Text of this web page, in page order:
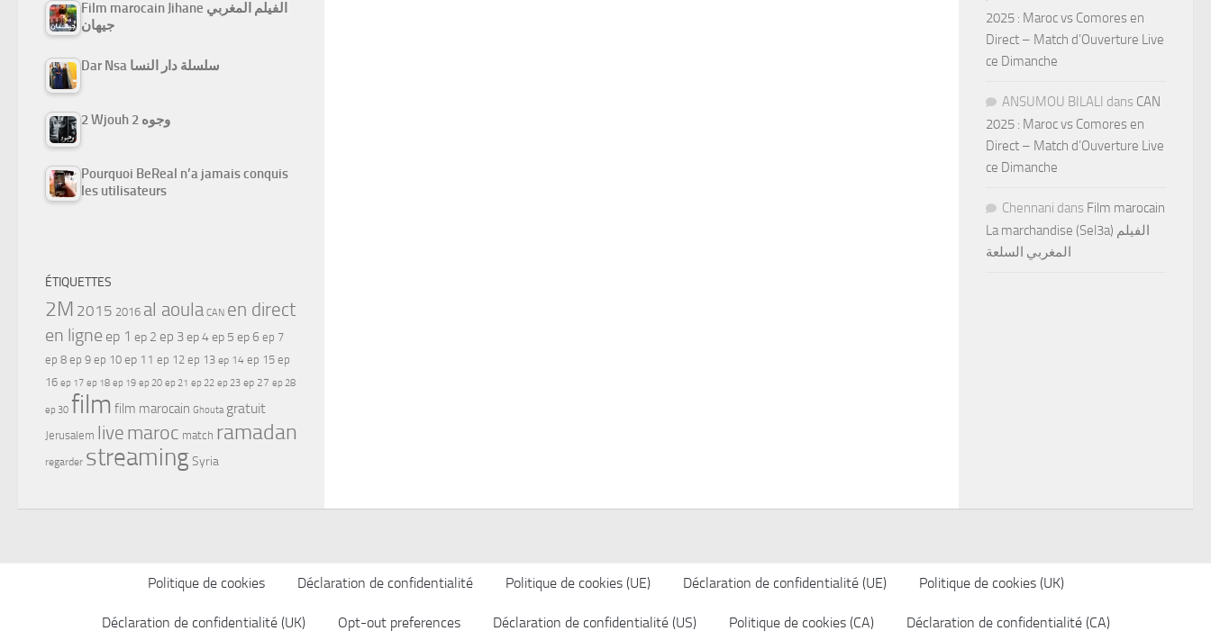
Film marocain Jihane الفيلم المغربي
جيهان
Dar Nsa سلسلة دار النسا
2 Wjouh 2 وجوه
Pourquoi BeReal n’a jamais conquis
les utilisateurs
ÉTIQUETTES
2M 2015 2016 al aoula CAN en direct
en ligne ep 1 ep 2 ep 3ep 4ep 5 ep 6 ep 7
ep 8 ep 9 ep 10 ep 11 ep 12 ep 13 ep 14 ep 15 ep
16 ep 17 ep 18 ep 19 ep 20 ep 21 ep 22 ep 23 ep 27 ep 28
ep 30 film film marocain Ghouta gratuit
Jerusalem live maroc match ramadan
regarder streamingSyria
2025 : Maroc vs Comores en
Direct – Match d’Ouverture Live
ce Dimanche
ANSUMOU BILALI dans CAN
2025 : Maroc vs Comores en
Direct – Match d’Ouverture Live
ce Dimanche
Chennani dans Film marocain
La marchandise (Sel3a) الفيلم
المغربي السلعة
Politique de cookies Déclaration de confidentialité Politique de cookies (UE) Déclaration de confidentialité (UE) Politique de cookies (UK)
Déclaration de confidentialité (UK) Opt-out preferences Déclaration de confidentialité (US) Politique de cookies (CA) Déclaration de confidentialité (CA)